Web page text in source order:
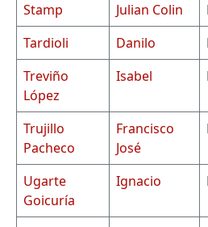
Stamp
Julian Colin
Tardioli
Danilo
Treviño
López
Isabel
Trujillo
Pacheco
Francisco
José
Ugarte
Goicuría
Ignacio